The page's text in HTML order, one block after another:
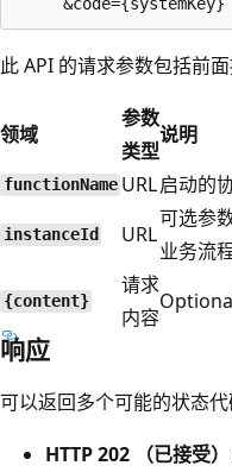
此 API 的请求参数包括前
领域
参数
类型
说明
functionName URL启动的
instanceId URL
可选参
业务流
{content}
请求
内容
响应
可以返回多个可能的状态代
HTTP 202 （已接受）